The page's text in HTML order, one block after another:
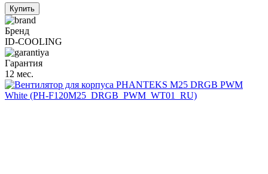
Купить
Бренд
ID-COOLING
Гарантия
12 мес.